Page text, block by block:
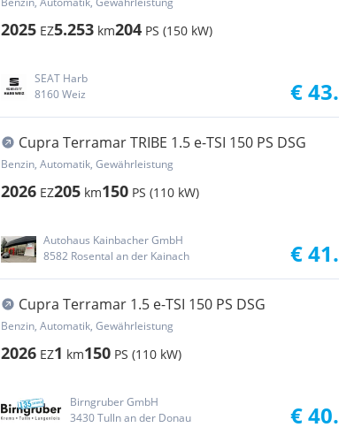
2025 EZ5.253 km204 PS (150 kW)
SEAT Harb
8160 Weiz
€
Cupra Terramar TRIBE 1.5 e-TSI 150 PS DSG
Benzin, Automatik, Gewährleistung
2026 EZ205 km150 PS (110 kW)
Autohaus Kainbacher GmbH
8582 Rosental an der Kainach
€
Cupra Terramar 1.5 e-TSI 150 PS DSG
Benzin, Automatik, Gewährleistung
2026 EZ1 km150 PS (110 kW)
Birngruber GmbH
3430 Tulln an der Donau
€